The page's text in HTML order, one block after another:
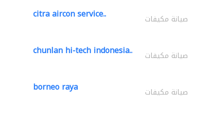
citra aircon service.. صيانة مكيفات
chunlan hi-tech indonesia.. صيانة مكيفات
borneo raya صيانة مكيفات